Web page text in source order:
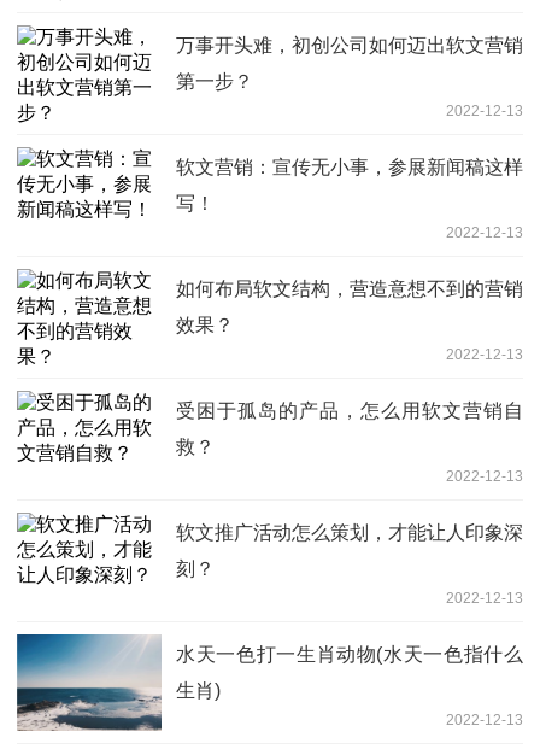
万事开头难，初创公司如何迈出软文营销
第一步？
2022-12-13
软文营销：宣传无小事，参展新闻稿这样
写！
2022-12-13
如何布局软文结构，营造意想不到的营销
效果？
2022-12-13
受困于孤岛的产品，怎么用软文营销自
救？
2022-12-13
软文推广活动怎么策划，才能让人印象深
刻？
2022-12-13
水天一色打一生肖动物(水天一色指什么
生肖)
2022-12-13